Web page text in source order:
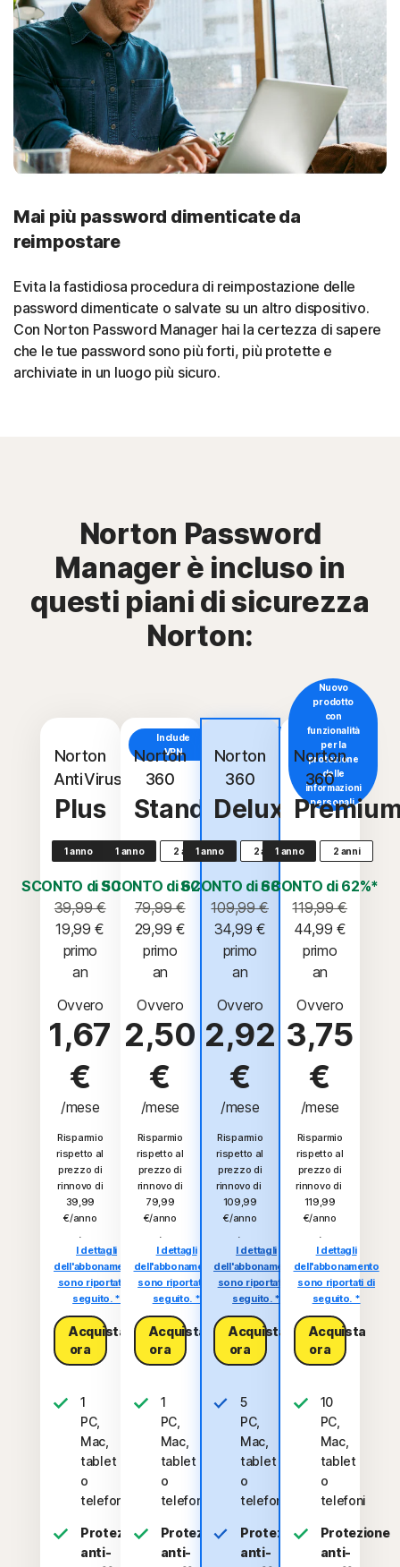
Mai più password dimenticate da
reimpostare
Evita la fastidiosa procedura di reimpostazione delle
password dimenticate o salvate su un altro dispositivo.
Con Norton Password Manager hai la certezza di sapere
che le tue password sono più forti, più protette e
archiviate in un luogo più sicuro.
Norton Password
Manager è incluso in
questi piani di sicurezza
Norton:
Norton
AntiVirus
Plus
1 anno
SCONTO di 50%*
39,99 €
19,99 €
an
Ovvero
1,67
€
/mese
Risparmio
rispetto al
prezzo di
rinnovo di
39,99
€/anno
.
I dettagli
dell'abbonamento
sono riportati di
seguito. *
Acquista
ora
1
PC,
Mac,
tablet
o
telefono
Protezione
anti-
Include
VPN
Norton
360
Standard
1 anno 2 anni
SCONTO di 62%*
79,99 €
29,99 €
an
Ovvero
2,50
€
/mese
Risparmio
rispetto al
prezzo di
rinnovo di
79,99
€/anno
.
I dettagli
dell'abbonamento
sono riportati di
seguito. *
Acquista
ora
1
PC,
Mac,
tablet
o
telefono
Protezione
anti-
VPN
Norton
360
Deluxe
1 anno 2 anni
SCONTO di 68%*
109,99 €
34,99 €
an
Ovvero
2,92
€
/mese
Risparmio
rispetto al
prezzo di
rinnovo di
109,99
€/anno
.
I dettagli
dell'abbonamento
sono riportati di
seguito. *
Acquista
ora
5
PC,
Mac,
tablet
o
telefoni
Protezione
anti-
Nuovo
prodotto
con
funzionalità
per la
protezione
delle
informazioni
personali.
Norton
360
1 anno 2 anni
SCONTO di 62%*
119,99 €
44,99 €
an
Ovvero
3,75
€
/mese
Risparmio
rispetto al
prezzo di
rinnovo di
119,99
€/anno
.
I dettagli
dell'abbonamento
sono riportati di
seguito. *
Acquista
ora
10
PC,
Mac,
tablet
o
telefoni
Protezione
anti-